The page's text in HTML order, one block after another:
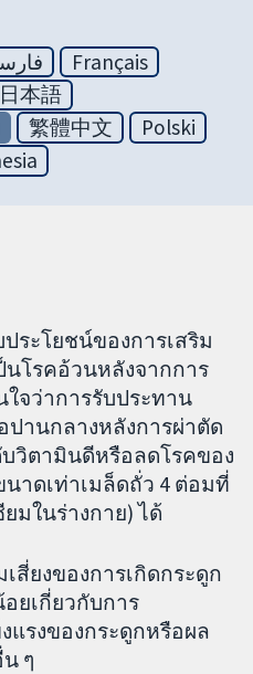
Français
日本語
繁體中文
Polski
ระโยชน์ของการเสริม
โรคอ้วนหลังจากการ
จว่าการรับประทาน
านกลางหลังการผ่าตัด
วิตามินดีหรือลดโรคของ
าดเท่าเมล็ดถั่ว 4 ต่อมที่
มในร่างกาย) ได้
สี่ยงของการเกิดกระดูก
ยเกี่ยวกับการ
แรงของกระดูกหรือผล
ๆ